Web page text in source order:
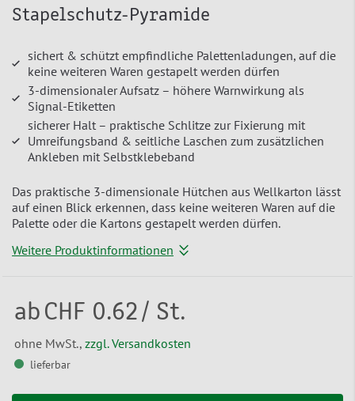
Stapelschutz-Pyramide
sichert & schützt empfindliche Palettenladungen, auf die
keine weiteren Waren gestapelt werden dürfen
3-dimensionaler Aufsatz – höhere Warnwirkung als
Signal-Etiketten
sicherer Halt – praktische Schlitze zur Fixierung mit
Umreifungsband & seitliche Laschen zum zusätzlichen
Ankleben mit Selbstklebeband
Das praktische 3-dimensionale Hütchen aus Wellkarton lässt
auf einen Blick erkennen, dass keine weiteren Waren auf die
Palette oder die Kartons gestapelt werden dürfen.
Weitere Produktinformationen
ab CHF 0.62/ St.
ohne MwSt., zzgl. Versandkosten
lieferbar